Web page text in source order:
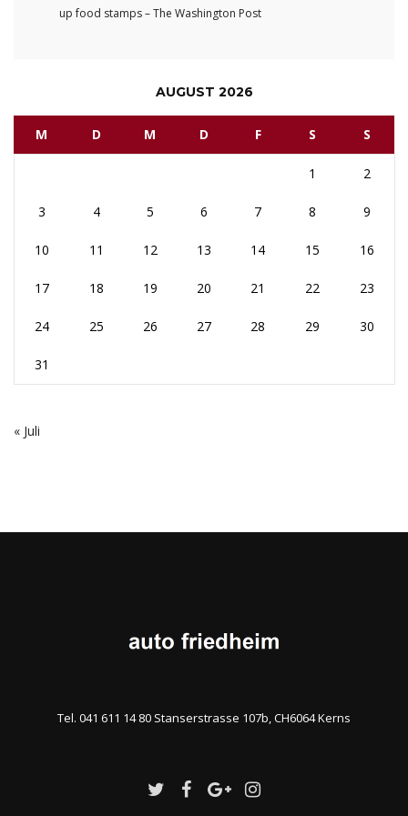
up food stamps – The Washington Post
AUGUST 2026
M D M D F S S
1 2
3 4 5 6 7 8 9
10 11 12 13 14 15 16
17 18 19 20 21 22 23
24 25 26 27 28 29 30
31
« Juli
Tel. 041 611 14 80 Stanserstrasse 107b, CH6064 Kerns